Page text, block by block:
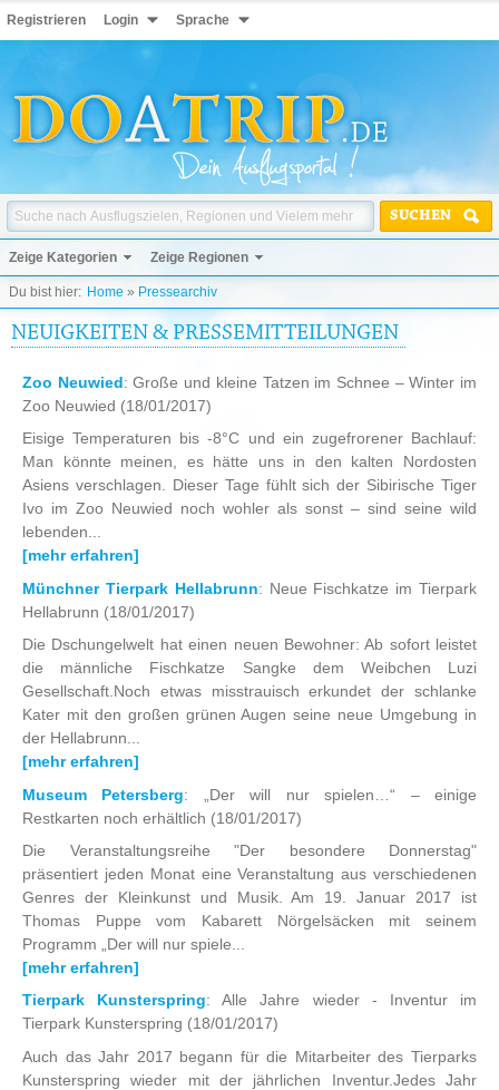
Registrieren Login Sprache
SUCHEN
Zeige Kategorien Zeige Regionen
Du bist hier: Home » Pressearchiv
NEUIGKEITEN & PRESSEMITTEILUNGEN
Zoo Neuwied: Große und kleine Tatzen im Schnee – Winter im
Zoo Neuwied (18/01/2017)
Eisige Temperaturen bis -8°C und ein zugefrorener Bachlauf:
Man könnte meinen, es hätte uns in den kalten Nordosten
Asiens verschlagen. Dieser Tage fühlt sich der Sibirische Tiger
Ivo im Zoo Neuwied noch wohler als sonst – sind seine wild
lebenden...
[mehr erfahren]
Münchner Tierpark Hellabrunn: Neue Fischkatze im Tierpark
Hellabrunn (18/01/2017)
Die Dschungelwelt hat einen neuen Bewohner: Ab sofort leistet
die männliche Fischkatze Sangke dem Weibchen Luzi
Gesellschaft.Noch etwas misstrauisch erkundet der schlanke
Kater mit den großen grünen Augen seine neue Umgebung in
der Hellabrunn...
[mehr erfahren]
Museum Petersberg: „Der will nur spielen…“ – einige
Restkarten noch erhältlich (18/01/2017)
Die Veranstaltungsreihe "Der besondere Donnerstag"
präsentiert jeden Monat eine Veranstaltung aus verschiedenen
Genres der Kleinkunst und Musik. Am 19. Januar 2017 ist
Thomas Puppe vom Kabarett Nörgelsäcken mit seinem
Programm „Der will nur spiele...
[mehr erfahren]
Tierpark Kunsterspring: Alle Jahre wieder - Inventur im
Tierpark Kunsterspring (18/01/2017)
Auch das Jahr 2017 begann für die Mitarbeiter des Tierparks
Kunsterspring wieder mit der jährlichen Inventur.Jedes Jahr